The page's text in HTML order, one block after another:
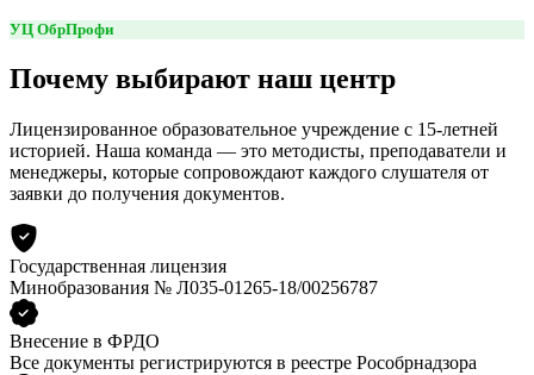
УЦ ОбрПрофи
Почему выбирают наш центр
Лицензированное образовательное учреждение с 15-летней
историей. Наша команда — это методисты, преподаватели и
менеджеры, которые сопровождают каждого слушателя от
заявки до получения документов.
Государственная лицензия
Минобразования № Л035-01265-18/00256787
Внесение в ФРДО
Все документы регистрируются в реестре Рособрнадзора